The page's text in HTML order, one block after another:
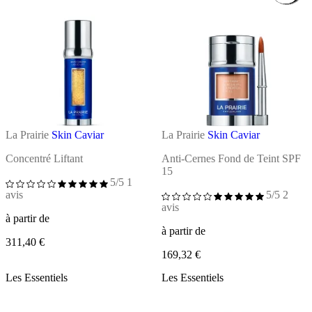
La Prairie Skin Caviar
Concentré Liftant
5/5 1
avis
à partir de
311,40 €
La Prairie Skin Caviar
Anti-Cernes Fond de Teint SPF
15
5/5 2
avis
à partir de
169,32 €
Les Essentiels
Les Essentiels